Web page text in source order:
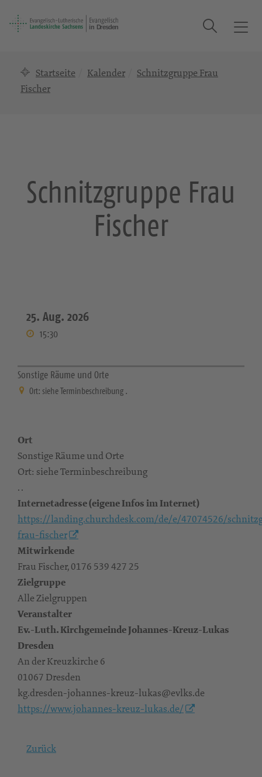
T
Suche
Startseite Kalender
Schnitzgruppe Frau
Fischer
Schnitzgruppe Frau
Fischer
25. Aug. 2026
15:30
Sonstige Räume und Orte
Ort: siehe Terminbeschreibung .
Ort
Sonstige Räume und Orte
Ort: siehe Terminbeschreibung
. .
Internetadresse (eigene Infos im Internet)
https://landing.churchdesk.com/de/e/47074526/
frau-fischer
Mitwirkende
Frau Fischer, 0176 539 427 25
Zielgruppe
Alle Zielgruppen
Veranstalter
Ev.-Luth. Kirchgemeinde Johannes-Kreuz-Lukas
Dresden
An der Kreuzkirche 6
01067 Dresden
kg.dresden-johannes-kreuz-lukas@evlks.de
https://www.johannes-kreuz-lukas.de/
Zurück